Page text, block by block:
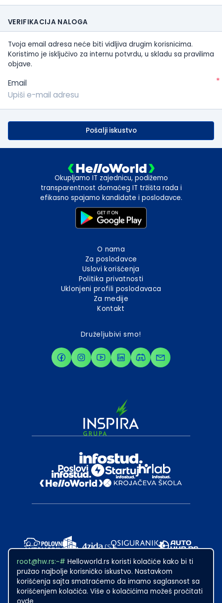
VERIFIKACIJA NALOGA
Tvoja email adresa neće biti vidljiva drugim korisnicima.
Koristimo je isključivo za internu potvrdu, u skladu sa pravilima
objave.
Email *
Pošalji iskustvo
root@hw.rs:~# Helloworld.rs koristi kolačiće kako bi ti
pružao najbolje korisničko iskustvo. Nastavkom
korišćenja sajta smatraćemo da imamo saglasnost sa
korišćenjem kolačića. Više o kolačićima možeš pročitati
Okupljamo IT zajednicu, podižemo
transparentnost domaćeg IT tržišta rada i
efikasno spajamo kandidate i poslodavce.
O nama
Za poslodavce
Uslovi korišćenja
Politika privatnosti
Uklonjeni profili poslodavaca
Za medije
Kontakt
Druželjubivi smo!